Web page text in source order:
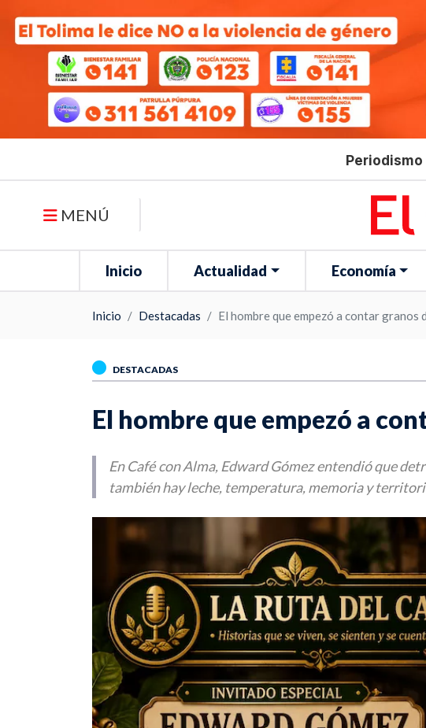
MENÚ
Inicio Actualidad Economía
Inicio Destacadas El hombre que empezó a contar granos
DESTACADAS
El hombre que empezó a
En Café con Alma, Edward Gómez entendió que
también hay leche, temperatura, memoria y